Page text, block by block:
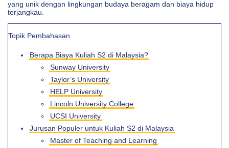
yang unik dengan lingkungan budaya beragam dan biaya hidup
terjangkau.
Topik Pembahasan
Berapa Biaya Kuliah S2 di Malaysia?
Sunway University
Taylor’s University
HELP University
Lincoln University College
UCSI University
Jurusan Populer untuk Kuliah S2 di Malaysia
Master of Teaching and Learning